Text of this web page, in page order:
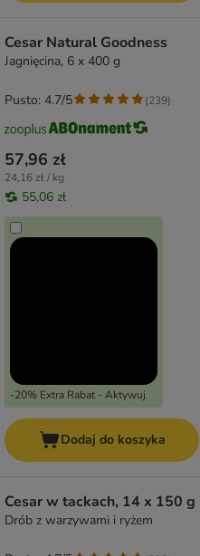
Cesar Natural Goodness
Jagnięcina, 6 x 400 g
57,96 zł
24,16 zł / kg
55,06 zł
-20% Extra Rabat - Aktywuj
Pusto: 4.7/5 (239)
Dodaj do koszyka
Cesar w tackach, 14 x 150 g
Drób z warzywami i ryżem